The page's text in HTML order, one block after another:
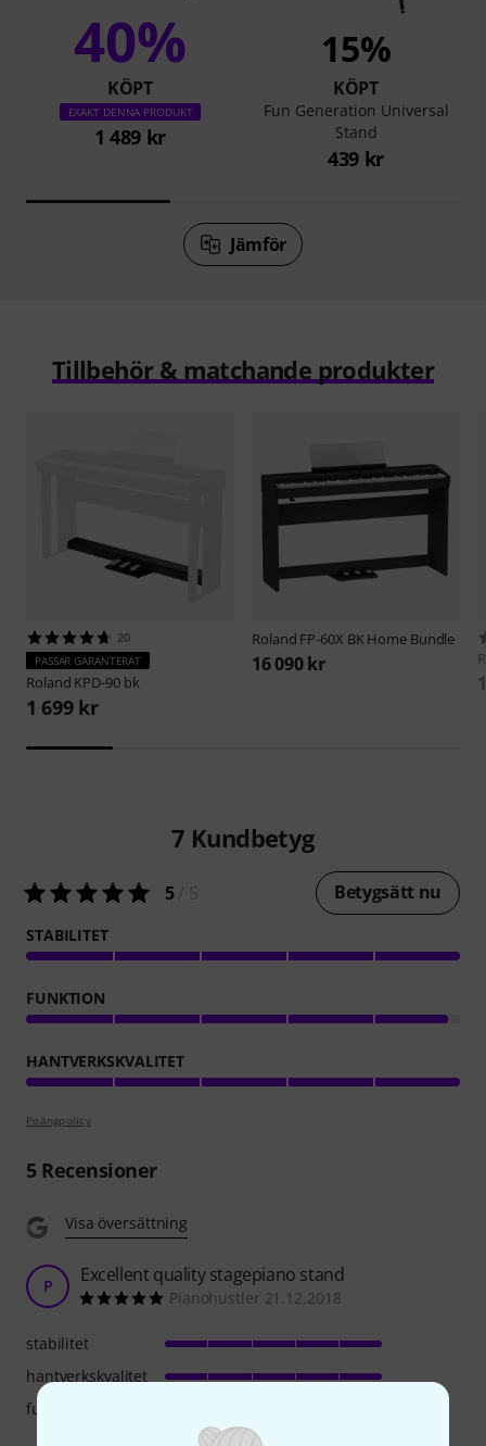
40%
KÖPT
EXAKT DENNA PRODUKT
1 489 kr
15%
KÖPT
Fun Generation Universal
Stand
439 kr
Jämför
Tillbehör & matchande produkter
20
PASSAR GARANTERAT
Roland KPD-90 bk
1 699 kr
Roland FP-60X BK Home Bundle
16 090 kr
7 Kundbetyg
5/ 5 Betygsätt nu
STABILITET
FUNKTION
HANTVERKSKVALITET
Poängpolicy
5Recensioner
Visa översättning
P Excellent quality stagepiano stand
Pianohustler 21.12.2018
stabilitet
hantverkskvalitet
funktion